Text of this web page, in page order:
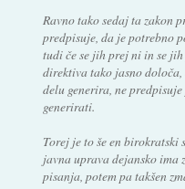
Ravno tako sedaj ta zakon
predpisuje, da je potrebno
tudi če se jih prej ni in se
direktiva tako jasno
delu generira, ne
generirati.
Torej je to še en birokratski
javna uprava dejansko
pisanja, potem pa takšen